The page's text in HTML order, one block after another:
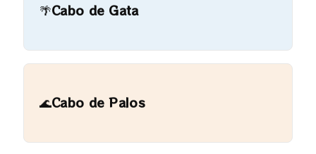
🌴Cabo de Gata
🌊Cabo de Palos